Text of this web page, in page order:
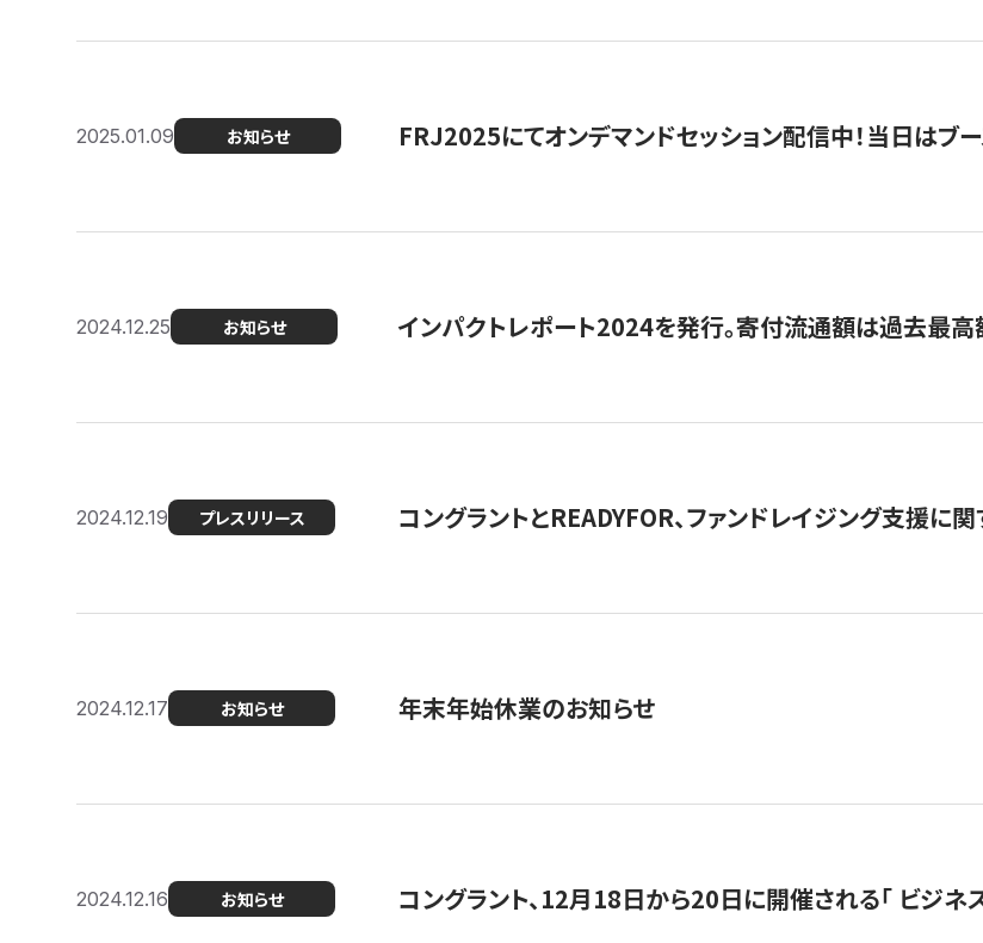
2025.01.09 お知らせ FRJ2025にてオンデマンドセッション配信中！当日はブ
2024.12.25 お知らせ インパクトレポート2024を発行。寄付流通額は過去最高
2024.12.19 プレスリリース コングラントとREADYFOR、ファンドレイジング支援に
2024.12.17 お知らせ 年末年始休業のお知らせ
2024.12.16 お知らせ コングラント、12月18日から20日に開催される「 ビジ